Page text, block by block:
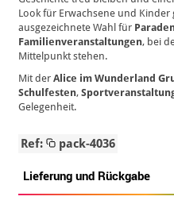
Look für Erwachsene und Kinder
ausgezeichnete Wahl für
Familienveranstaltungen, bei
Mittelpunkt stehen.
Mit derAlice im Wunderland
Schulfesten,
Gelegenheit.
Ref: pack-4036
Lieferung und Rückgabe